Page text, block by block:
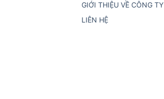
GIỚI THIỆU VỀ CÔNG TY
LIÊN HỆ